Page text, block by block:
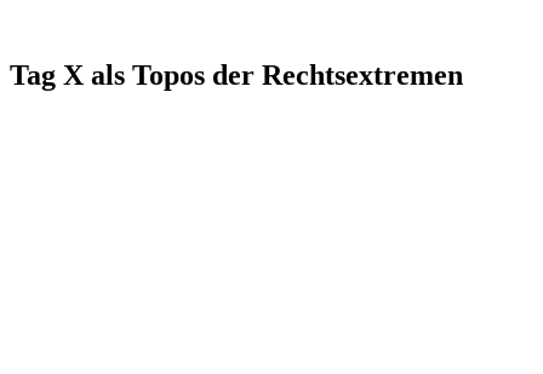
Tag X als Topos der Rechtsextremen